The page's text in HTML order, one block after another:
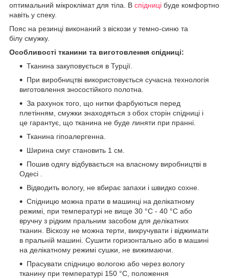
оптимальний мікроклімат для тіла. В спідниці буде комфортно
навіть у спеку.
Пояс на резинці виконаний з віскози у темно-синю та
білу смужку.
Особливості тканини та виготовлення спідниці:
Тканина закуповується в Турції.
При виробництві використовується сучасна технологія
виготовлення зносостійкого полотна.
За рахунок того, що нитки фарбуються перед
плетінням, смужки знаходяться з обох сторін спідниці і
це гарантує, що тканина не буде линяти при пранні.
Тканина гіпоалергенна.
Ширина смуг становить 1 см.
Пошив одягу відбувається на власному виробництві в
Одесі .
Відводить вологу, не вбирає запахи і швидко сохне.
Спідницю можна прати в машинці на делікатному
режимі, при температурі не вище 30 °C - 40 °C або
вручну з рідким пральним засобом для делікатних
тканин. Віскозу не можна терти, викручувати і віджимати
в пральній машині. Сушити горизонтально або в машині
на делікатному режимі сушки, не вижимаючи.
Прасувати спідницю вологою або через вологу
тканину при температурі 150 °C, положення